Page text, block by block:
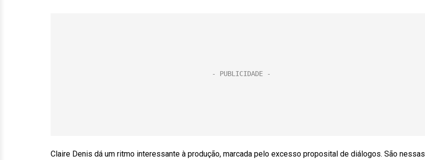
Claire Denis dá um ritmo interessante à produção, marcada pelo excesso proposital de diálogos. São nessas